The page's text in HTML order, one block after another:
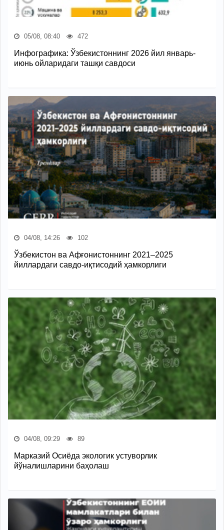
05/08, 08:40 472
Инфографика: Ўзбекистоннинг 2026 йил январь-
июнь ойларидаги ташқи савдоси
04/08, 14:26 102
Ўзбекистон ва Афғонистоннинг 2021–2025
йиллардаги савдо-иқтисодий ҳамкорлиги
04/08, 09:29 89
Марказий Осиёда экологик устуворлик
йўналишларини баҳолаш